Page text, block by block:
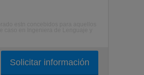
Solicitar información